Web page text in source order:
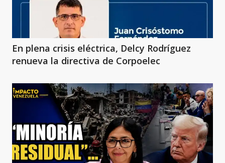
En plena crisis eléctrica, Delcy Rodríguez
renueva la directiva de Corpoelec